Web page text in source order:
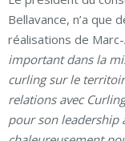
Bellavance, n’a que
réalisations de
important dans la
curling sur le
relations avec
pour son leadership